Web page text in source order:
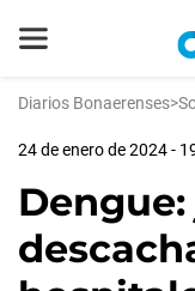
Diarios Bonaerenses>
24 de enero de 2024 -